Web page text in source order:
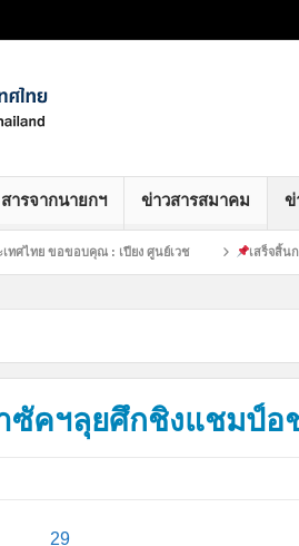
สารจากนายกฯ ข่าวสารสมาคม ข่
อขอบคุณ : เปียง ศูนย์เวช เสร็จสิ้นการฝึกซ้
ซัคฯลุยศึกชิงแชมป์อ